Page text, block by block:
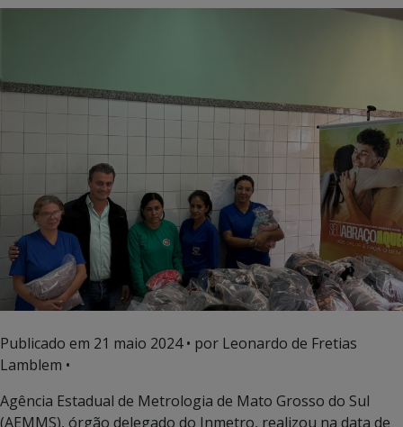
Publicado em 21 maio 2024• por Leonardo de Fretias
Lamblem •
Agência Estadual de Metrologia de Mato Grosso do Sul
(AEMMS), órgão delegado do Inmetro, realizou na data de